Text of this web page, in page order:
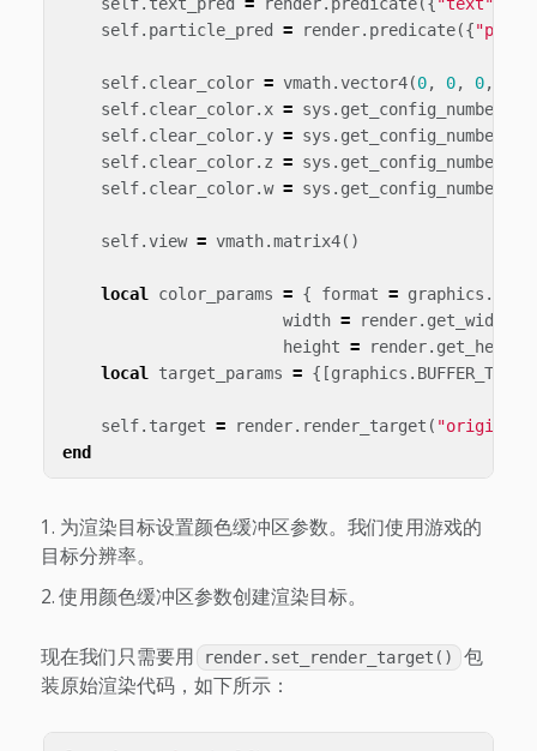
self. particle_pred = render. predicate({
self. clear_color = vmath.vector4(0, 0, 0,
self. clear_color. x = sys . get_config_number
self. clear_color. y = sys . get_config_number
self. clear_color. z = sys . get_config_number
self. clear_color.w = sys . get_config_number
self.view = vmath.matrix4()
local color_params = { format = graphics .
width = render. get_width
height = render. get_height
local
target_params = {[graphics .
self. target = render. render_target ( "original"
end
为渲染目标设置颜色缓冲区参数。我们使用游戏的
目标分辨率。
使用颜色缓冲区参数创建渲染目标。
现在我们只需要用 render.set_render_target()
包
装原始渲染代码，如下所示：